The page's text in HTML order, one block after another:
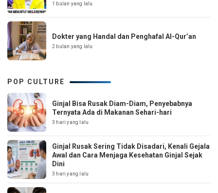
1 bulan yang lalu
Dokter yang Handal dan Penghafal Al-Qur’an
2 bulan yang lalu
POP CULTURE
Ginjal Bisa Rusak Diam-Diam, Penyebabnya
Ternyata Ada di Makanan Sehari-hari
3 hari yang lalu
Ginjal Rusak Sering Tidak Disadari, Kenali Gejala
Awal dan Cara Menjaga Kesehatan Ginjal Sejak
Dini
3 hari yang lalu